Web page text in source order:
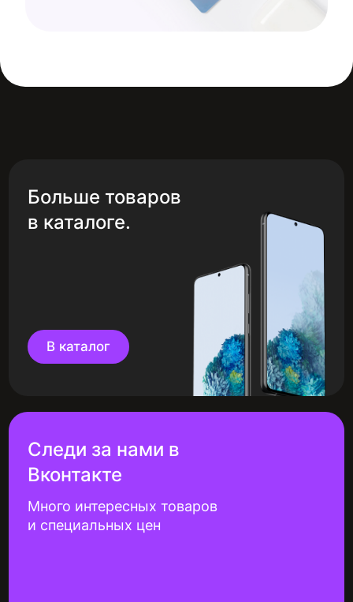
Больше товаров
в каталоге.
В каталог
Следи за нами в
Вконтакте
Много интересных товаров
и специальных цен